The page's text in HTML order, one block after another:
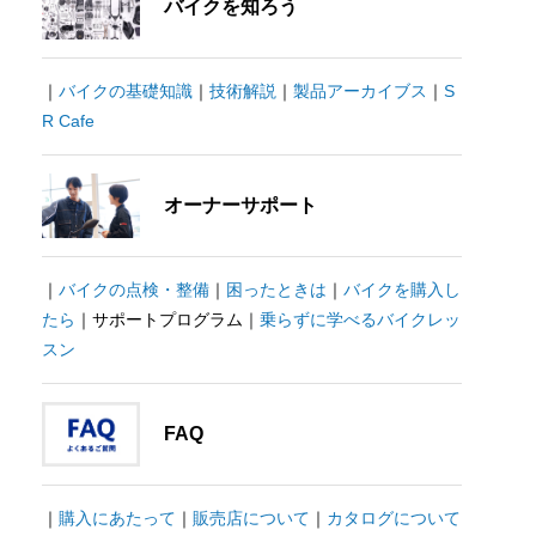
バイクを知ろう
｜ バイクの基礎知識｜ 技術解説 ｜ 製品アーカイブス ｜ S
R Cafe
オーナーサポート
｜ バイクの点検・整備｜ 困ったときは ｜ バイクを購入し
たら ｜サポートプログラム｜ 乗らずに学べるバイクレッ
スン
FAQ
｜ 購入にあたって ｜ 販売店について ｜ カタログについて